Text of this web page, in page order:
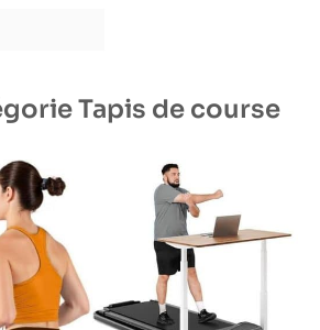
Tapis de course